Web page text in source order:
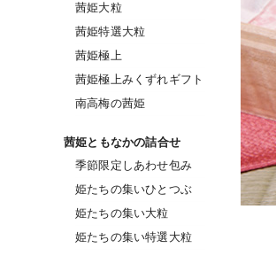
茜姫大粒
茜姫特選大粒
茜姫極上
茜姫極上みくずれギフト
南高梅の茜姫
茜姫ともなかの詰合せ
季節限定しあわせ包み
姫たちの集いひとつぶ
姫たちの集い大粒
姫たちの集い特選大粒